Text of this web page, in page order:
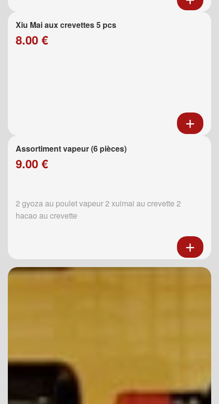
Xiu Mai aux crevettes 5 pcs
8.00 €
Assortiment vapeur (6 pièces)
9.00 €
2 gyoza au poulet vapeur 2 xuimai au crevette 2
hacao au crevette